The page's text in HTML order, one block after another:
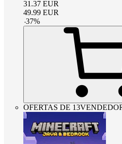
31.37 EUR
49.99 EUR
-37%
OFERTAS DE